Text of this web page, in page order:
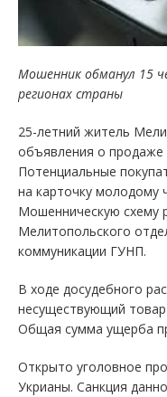
Мошенник обманул 15
регионах страны
25-летний житель
объявления о продаже
Потенциальные
на карточку молодому
Мошенническую схему
Мелитопольского
коммуникации ГУНП.
В ходе досудебного
несуществующий товар
Общая сумма ущерба
Открыто уголовное
Укрианы. Санкция